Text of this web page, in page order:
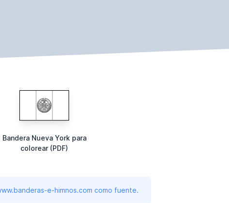
Bandera Nueva York para
colorear (PDF)
e-himnos.com como fuente.